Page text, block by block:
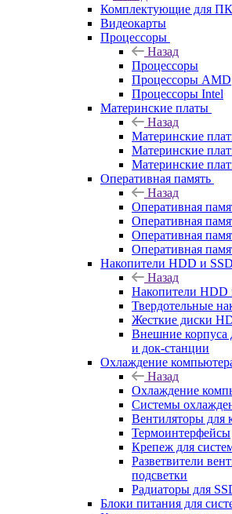
Комплектующие для ПК
Видеокарты
Процессоры
Назад
Процессоры
Процессоры AMD
Процессоры Intel
Материнские платы
Назад
Материнские
Материнские
Материнские
Оперативная память
Назад
Оперативная
Оперативная
Оперативная
Оперативная
Накопители HDD и SSD
Назад
Накопители HDD
Твердотельные
Жесткие диски
Внешние корпуса
и док-станции
Охлаждение
Назад
Охлаждение
Системы
Вентиляторы для
Термоинтерфейсы
Крепеж для
Разветвители
подсветки
Радиаторы для
Блоки питания для